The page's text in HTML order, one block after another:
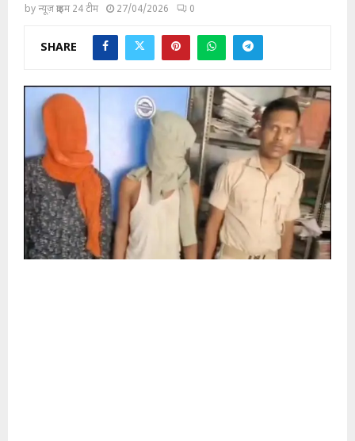
byन्यूज़ क्राइम 24 टीम 27/04/2026 0
SHARE